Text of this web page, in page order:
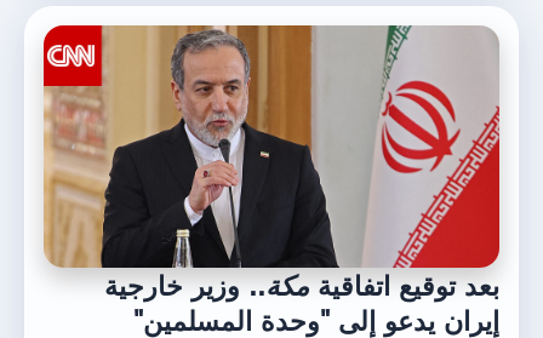
بعد توقيع اتفاقيةمكة.. وزير خارجية
إيران يدعو إلى "وحدة المسلمين"